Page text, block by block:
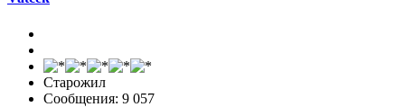
Старожил
Сообщения: 9 057